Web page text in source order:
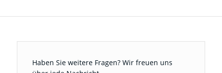
Haben Sie weitere Fragen? Wir freuen uns